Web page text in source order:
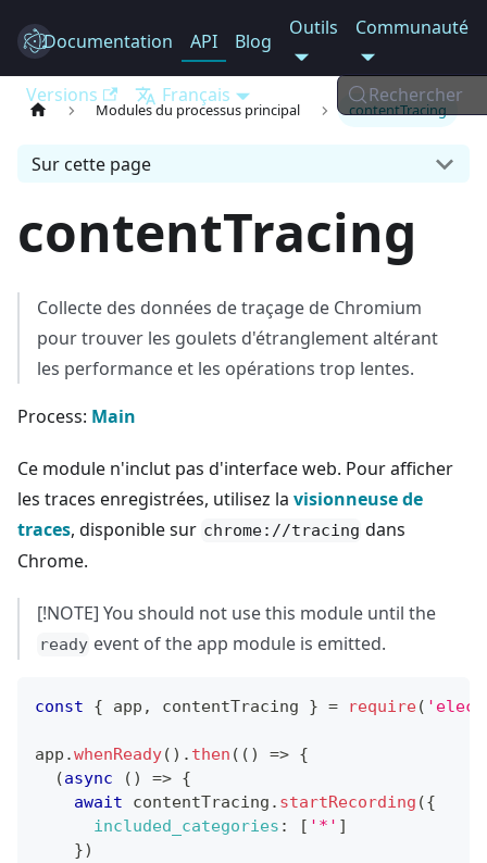
Electron
Documentation API Blog
Outils Communauté
Versions Français Rechercher
Modules du processus principal contentTracing
Sur cette page
contentTracing
Collecte des données de traçage de Chromium
pour trouver les goulets d'étranglement altérant
les performance et les opérations trop lentes.
Process: Main
Ce module n'inclut pas d'interface web. Pour afficher
les traces enregistrées, utilisez la visionneuse de
traces, disponible sur chrome://tracing dans
Chrome.
[!NOTE] You should not use this module until the
ready event of the app module is emitted.
const { app , contentTracing } = require(
app .whenReady( ) . then ( ( ) => {
(async ( ) => {
await contentTracing . startRecording ({
included_categories : [ '*' ]
})